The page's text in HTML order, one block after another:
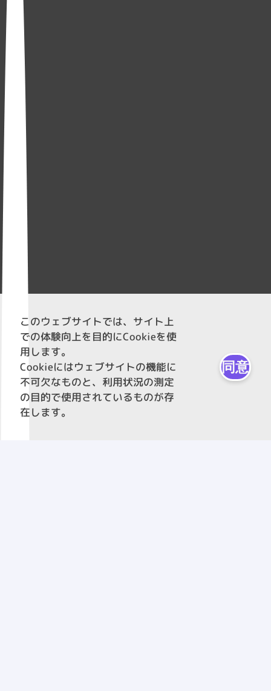
このウェブサイトでは、サイト上
での体験向上を目的にCookieを使
用します。
Cookieにはウェブサイトの機能に
不可欠なものと、利用状況の測定
の目的で使用されているものが存
在します。
同意